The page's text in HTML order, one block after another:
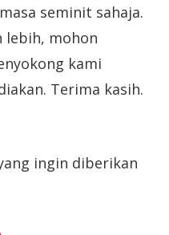
seminit sahaja.
lebih, mohon
kami
Terima kasih.
ingin diberikan